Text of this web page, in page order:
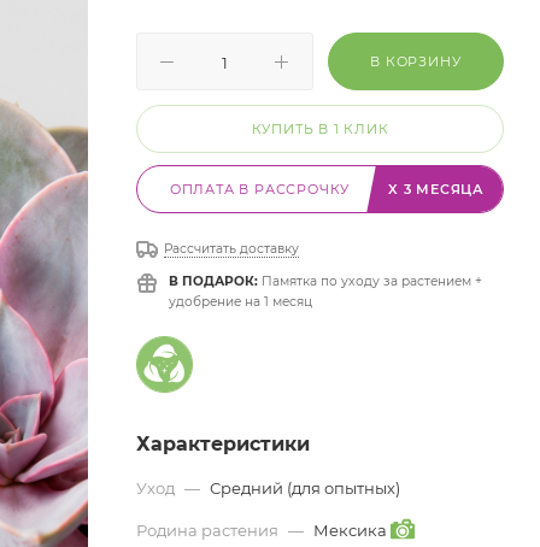
В КОРЗИНУ
КУПИТЬ В 1 КЛИК
ОПЛАТА В РАССРОЧКУ X 3 МЕСЯЦА
Рассчитать доставку
В ПОДАРОК: Памятка по уходу за растением +
удобрение на 1 месяц
Характеристики
Уход — Средний (для опытных)
Родина растения — Мексика